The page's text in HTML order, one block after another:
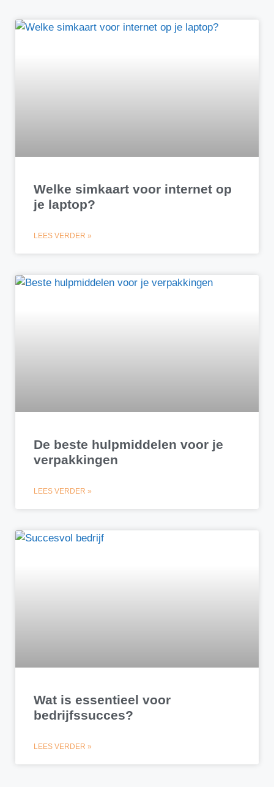
Welke simkaart voor internet op
je laptop?
LEES VERDER »
De beste hulpmiddelen voor je
verpakkingen
LEES VERDER »
Wat is essentieel voor
bedrijfssucces?
LEES VERDER »